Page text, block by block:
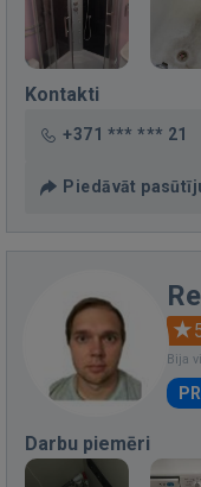
Kontakti
+371 *** *** 21
Piedāvāt
Bija
Darbu piemēri